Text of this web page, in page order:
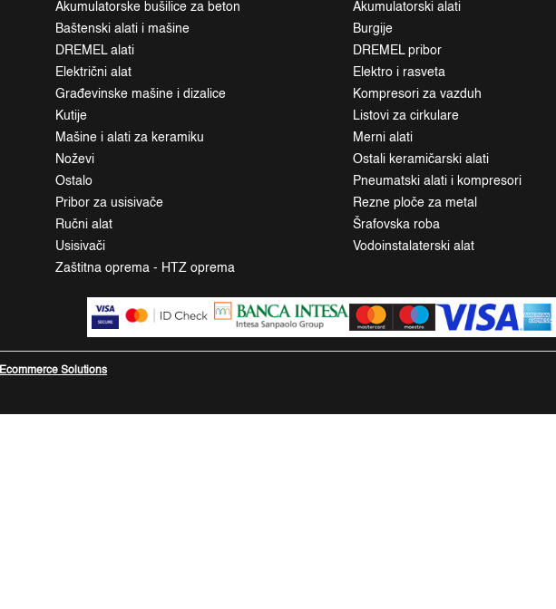
Akumulatorske bušilice za beton
Akumulatorski alati
Baštenski alati i mašine
Burgije
DREMEL alati
DREMEL pribor
Električni alat
Elektro i rasveta
Građevinske mašine i dizalice
Kompresori za vazduh
Kutije
Listovi za cirkulare
Mašine i alati za keramiku
Merni alati
Noževi
Ostali keramičarski alati
Ostalo
Pneumatski alati i kompresori
Pribor za usisivače
Rezne ploče za metal
Ručni alat
Šrafovska roba
Usisivači
Vodoinstalaterski alat
Zaštitna oprema - HTZ oprema
Ecommerce Solutions